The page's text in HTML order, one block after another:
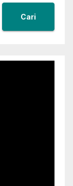
Cari